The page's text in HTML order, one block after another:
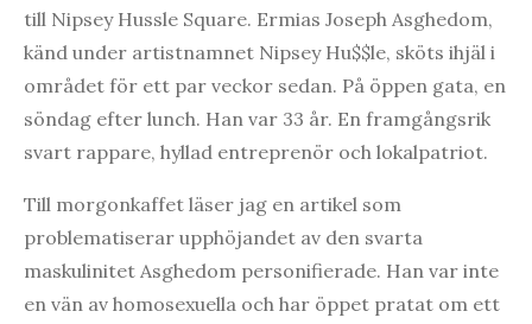
till Nipsey Hussle Square. Ermias Joseph Asghedom,
känd under artistnamnet Nipsey Hu$$le, sköts ihjäl i
området för ett par veckor sedan. På öppen gata, en
söndag efter lunch. Han var 33 år. En framgångsrik
svart rappare, hyllad entreprenör och lokalpatriot.
Till morgonkaffet läser jag en artikel som
problematiserar upphöjandet av den svarta
maskulinitet Asghedom personifierade. Han var inte
en vän av homosexuella och har öppet pratat om ett